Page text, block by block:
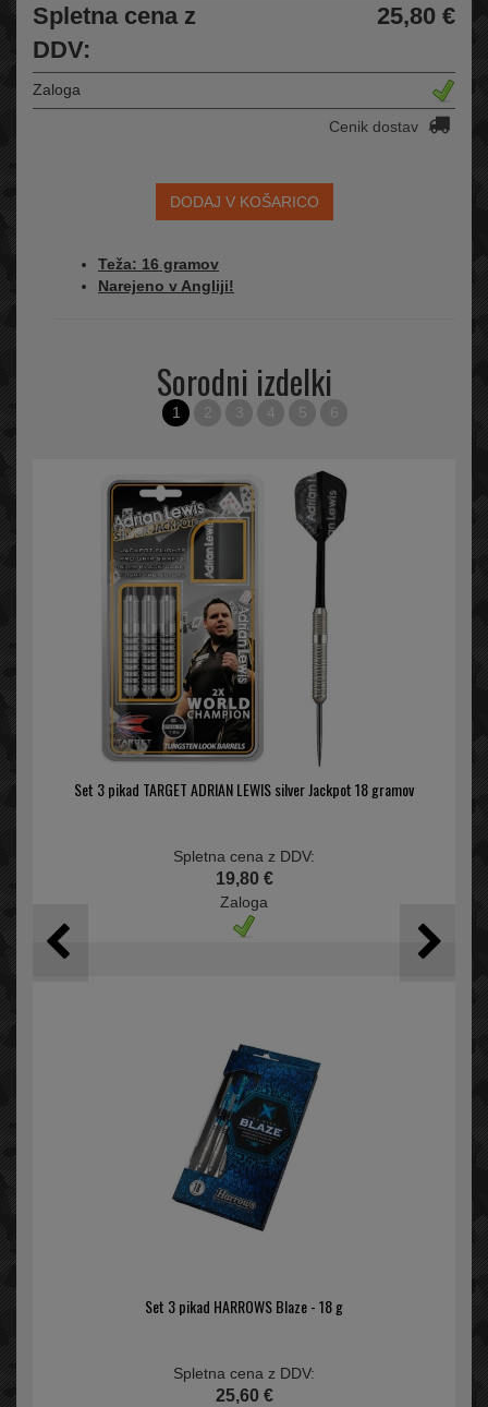
Spletna cena z
DDV:
25,80 €
Zaloga
Cenik dostav
DODAJ V KOŠARICO
Teža: 16 gramov
Narejeno v Angliji!
Sorodni izdelki
1 2 3 4 5 6
Set 3 pikad TARGET ADRIAN LEWIS silver Jackpot 18 gramov
Spletna cena z DDV:
19,80 €
Zaloga
Set 3 pikad HARROWS Blaze - 18 g
Spletna cena z DDV:
25,60 €